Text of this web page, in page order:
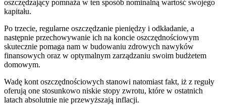
oszczędzający pomnaża w ten sposób nominalną wartość swojego
kapitału.
Po trzecie, regularne oszczędzanie pieniędzy i odkładanie, a
następnie przechowywanie ich na koncie oszczędnościowym
skutecznie pomaga nam w budowaniu zdrowych nawyków
finansowych oraz w optymalnym zarządzaniu swoim budżetem
domowym.
Wadę kont oszczędnościowych stanowi natomiast fakt, iż z reguły
oferują one stosunkowo niskie stopy zwrotu, które w ostatnich
latach absolutnie nie przewyższają inflacji.